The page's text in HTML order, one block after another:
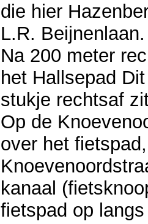
die hier
L.R. Beijnenlaan.
Na 200 meter
het Hallsepad
stukje rechtsaf
Op de
over het
kanaal
fietspad op